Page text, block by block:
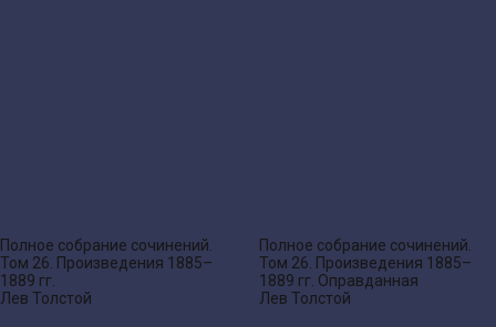
Полное собрание сочинений.
Том 26. Произведения 1885–
1889 гг.
Лев Толстой
Полное собрание сочинений.
Том 26. Произведения 1885–
1889 гг. Оправданная
Лев Толстой